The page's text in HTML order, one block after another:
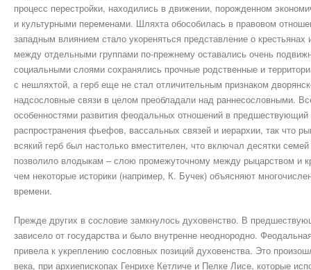
процесс перестройки, находились в движении, порожденном
и культурными переменами. Шляхта обособилась в правовом
западным влиянием стало укореняться представление о
между отдельными группами по-прежнему оставались очень
социальными слоями сохранялись прочные родственные и
с нешляхтой, а герб еще не стал отличительным признаком
надсословные связи в целом преобладали над раннесословными.
особенностями развития феодальных отношений в предшествующий
распространения фьефов, вассальных связей и иерархии, так что
всякий герб был настолько вместителен, что включал десятки
позволило влодыкам – слою промежуточному между рыцарством и
чем некоторые историки (например, К. Бучек) объясняют
времени.
Прежде других в сословие замкнулось духовенство. В
зависело от государства и было внутренне неоднородно.
привела к укреплению сословных позиций духовенства. Это
века, при архиепископах Генрихе Кетличе и Пелке Лисе, которые